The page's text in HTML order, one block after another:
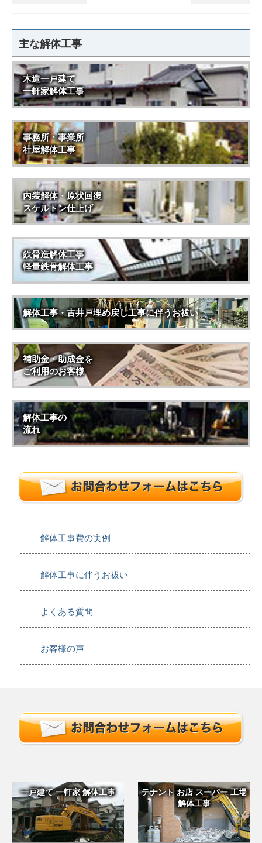
主な解体工事
木造一戸建て
一軒家解体工事
事務所・事業所
社屋解体工事
内装解体・原状回復
スケルトン仕上げ
鉄骨造解体工事
軽量鉄骨解体工事
解体工事・古井戸埋め戻し工事に伴うお祓い
補助金・助成金を
ご利用のお客様
解体工事の
流れ
解体工事費の実例
解体工事に伴うお祓い
よくある質問
お客様の声
一戸建て 一軒家 解体工事
テナント お店 スーパー 工場
解体工事